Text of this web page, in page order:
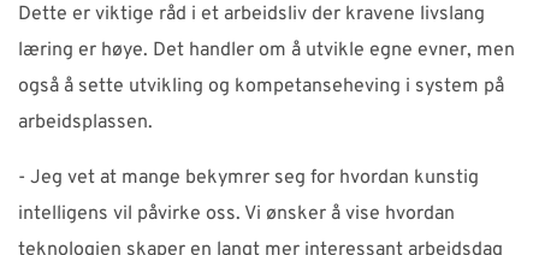
Dette er viktige råd i et arbeidsliv der kravene livslang
læring er høye. Det handler om å utvikle egne evner, men
også å sette utvikling og kompetanseheving i system på
arbeidsplassen.
- Jeg vet at mange bekymrer seg for hvordan kunstig
intelligens vil påvirke oss. Vi ønsker å vise hvordan
teknologien skaper en langt mer interessant arbeidsdag